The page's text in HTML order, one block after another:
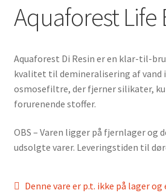
Aquaforest Life
Aquaforest Di Resin er en klar-til-
kvalitet til demineralisering af vand
osmosefiltre, der fjerner silikater,
forurenende stoffer.
OBS – Varen ligger på fjernlager og
udsolgte varer. Leveringstiden til
Denne vare er p.t. ikke på lager